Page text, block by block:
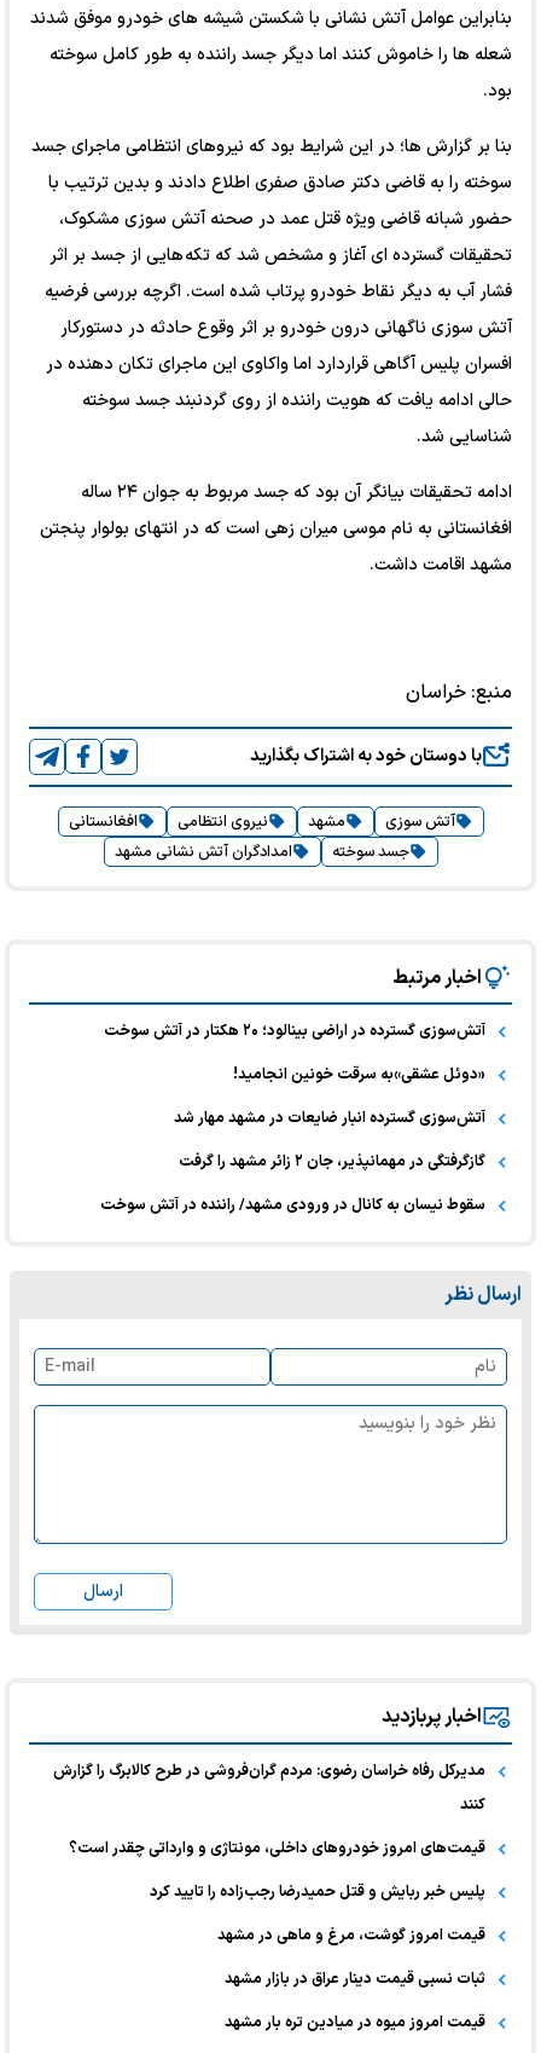
بنابراین عوامل آتش نشانی با شکستن شیشه های خودرو موفق شدند
شعله ها را خاموش کنند اما دیگر جسد راننده به طور کامل سوخته
بود.
بنا بر گزارش ‌ها؛ در این شرایط بود که نیروهای انتظامی ماجرای جسد
سوخته را به قاضی دکتر صادق صفری اطلاع دادند و بدین ترتیب با
حضور شبانه قاضی ویژه قتل عمد در صحنه آتش سوزی مشکوک،
تحقیقات گسترده ای آغاز و مشخص شد که تکه هایی از جسد بر اثر
فشار آب به دیگر نقاط خودرو پرتاب شده است. اگرچه بررسی فرضیه
آتش سوزی ناگهانی درون خودرو بر اثر وقوع حادثه در دستورکار
افسران پلیس آگاهی قراردارد اما واکاوی این ماجرای تکان دهنده در
حالی ادامه یافت که هویت راننده از روی گردنبند جسد سوخته
شناسایی شد.
ادامه تحقیقات بیانگر آن بود که جسد مربوط به جوان ۲۴ ساله
افغانستانی به نام موسی میران زهی است که در انتهای بولوار پنجتن
مشهد اقامت داشت.
منبع: خراسان
با دوستان خود به اشتراک بگذارید
آتش سوزی مشهد نیروی انتظامی
افغانستانی
جسد سوخته
امدادگران آتش نشانی مشهد
اخبار مرتبط
آتش‌سوزی گسترده در اراضی بینالود؛ ۲۰ هکتار در آتش سوخت
«دوئل عشقی»به سرقت خونین انجامید!
آتش‌سوزی گسترده انبار ضایعات در مشهد مهار شد
گازگرفتگی در مهمانپذیر، جان ۲ زائر مشهد را گرفت
سقوط نیسان به کانال در ورودی مشهد/ راننده در آتش سوخت
ارسال نظر
ارسال
اخبار پربازدید
مدیرکل رفاه خراسان رضوی: مردم گران‌فروشی در طرح کالابرگ را گزارش
کنند
قیمت‌های امروز خودرو‌های داخلی، مونتاژی و وارداتی چقدر است؟
پلیس خبر ربایش و قتل حمیدرضا رجب‌زاده را تایید کرد
قیمت امروز گوشت، مرغ و ماهی در مشهد
ثبات نسبی قیمت دینار عراق در بازار مشهد
قیمت امروز میوه در میادین تره بار مشهد